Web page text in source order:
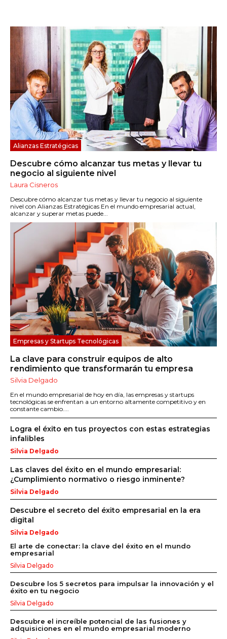
Alianzas Estratégicas
Descubre cómo alcanzar tus metas y llevar tu
negocio al siguiente nivel
Laura Cisneros
Descubre cómo alcanzar tus metas y llevar tu negocio al siguiente
nivel con Alianzas Estratégicas En el mundo empresarial actual,
alcanzar y superar metas puede...
Empresas y Startups Tecnológicas
La clave para construir equipos de alto
rendimiento que transformarán tu empresa
Silvia Delgado
En el mundo empresarial de hoy en día, las empresas y startups
tecnológicas se enfrentan a un entorno altamente competitivo y en
constante cambio....
Logra el éxito en tus proyectos con estas estrategias
infalibles
Silvia Delgado
Las claves del éxito en el mundo empresarial:
¿Cumplimiento normativo o riesgo inminente?
Silvia Delgado
Descubre el secreto del éxito empresarial en la era
digital
Silvia Delgado
El arte de conectar: la clave del éxito en el mundo
empresarial
Silvia Delgado
Descubre los 5 secretos para impulsar la innovación y el
éxito en tu negocio
Silvia Delgado
Descubre el increíble potencial de las fusiones y
adquisiciones en el mundo empresarial moderno